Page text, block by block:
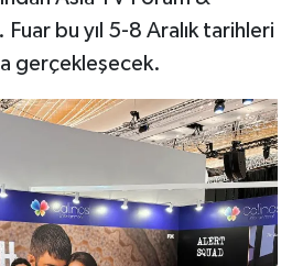
bu yıl 5-8 Aralık tarihleri
gerçekleşecek.